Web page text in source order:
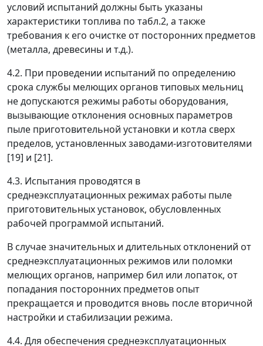
условий испытаний должны быть указаны
характеристики топлива по табл.2, а также
требования к его очистке от посторонних предметов
(металла, древесины и т.д.).
4.2. При проведении испытаний по определению
срока службы мелющих органов типовых мельниц
не допускаются режимы работы оборудования,
вызывающие отклонения основных параметров
пыле приготовительной установки и котла сверх
пределов, установленных заводами-изготовителями
[19] и [21].
4.3. Испытания проводятся в
среднеэксплуатационных режимах работы пыле
приготовительных установок, обусловленных
рабочей программой испытаний.
В случае значительных и длительных отклонений от
среднеэксплуатационных режимов или поломки
мелющих органов, например бил или лопаток, от
попадания посторонних предметов опыт
прекращается и проводится вновь после вторичной
настройки и стабилизации режима.
4.4. Для обеспечения среднеэксплуатационных